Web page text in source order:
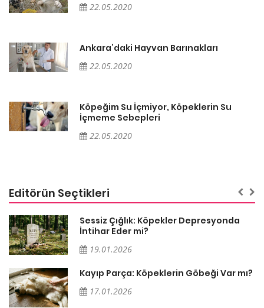
22.05.2020
Ankara’daki Hayvan Barınakları
22.05.2020
Köpeğim Su İçmiyor, Köpeklerin Su
İçmeme Sebepleri
22.05.2020
Editörün Seçtikleri
Sessiz Çığlık: Köpekler Depresyonda
İntihar Eder mi?
19.01.2026
Kayıp Parça: Köpeklerin Göbeği Var mı?
17.01.2026